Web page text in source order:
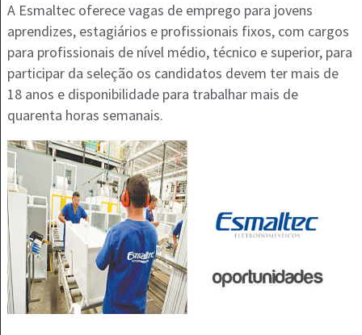
A Esmaltec oferece vagas de emprego para jovens
aprendizes, estagiários e profissionais fixos, com cargos
para profissionais de nível médio, técnico e superior, para
participar da seleção os candidatos devem ter mais de
18 anos e disponibilidade para trabalhar mais de
quarenta horas semanais.